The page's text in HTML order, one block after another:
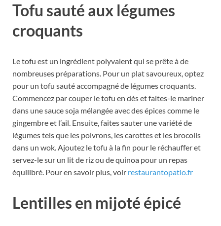
Tofu sauté aux légumes
croquants
Le tofu est un ingrédient polyvalent qui se prête à de
nombreuses préparations. Pour un plat savoureux, optez
pour un tofu sauté accompagné de légumes croquants.
Commencez par couper le tofu en dés et faites-le mariner
dans une sauce soja mélangée avec des épices comme le
gingembre et l’ail. Ensuite, faites sauter une variété de
légumes tels que les poivrons, les carottes et les brocolis
dans un wok. Ajoutez le tofu à la fin pour le réchauffer et
servez-le sur un lit de riz ou de quinoa pour un repas
équilibré. Pour en savoir plus, voir restaurantopatio.fr
Lentilles en mijoté épicé